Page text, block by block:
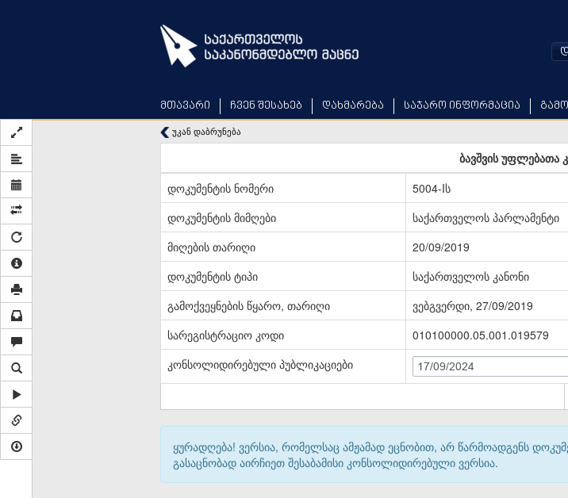
მთავარი ჩვენ შესახებ დახმარება საჯარო ინფორმაცია
უკან დაბრუნება
ბავშვის უფლებათა
დოკუმენტის ნომერი
5004-Iს
დოკუმენტის მიმღები
საქართველოს პარლამენტი
მიღების თარიღი
20/09/2019
დოკუმენტის ტიპი
საქართველოს კანონი
გამოქვეყნების წყარო, თარიღი
ვებგვერდი, 27/09/2019
სარეგისტრაციო კოდი
010100000.05.001.019579
კონსოლიდირებული პუბლიკაციები
17/09/2024
ყურადღება! ვერსია, რომელსაც ამჟამად ეცნობით, არ წარმოადგენს
გასაცნობად აირჩიეთ შესაბამისი კონსოლიდირებული ვერსია.